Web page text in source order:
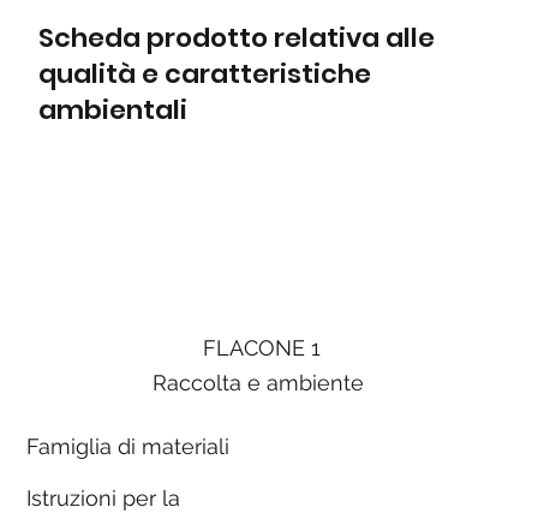
Scheda prodotto relativa alle
qualità e caratteristiche
ambientali
FLACONE 1
Raccolta e ambiente
Famiglia di materiali
Istruzioni per la